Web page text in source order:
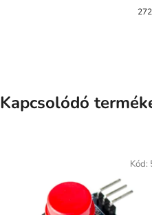
Kapcsolódó
Kód: